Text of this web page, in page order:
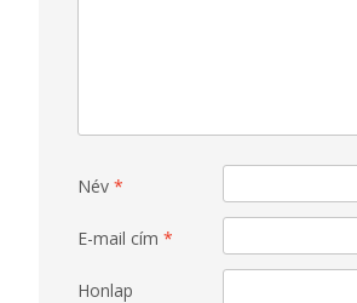
Név *
E-mail cím *
Honlap